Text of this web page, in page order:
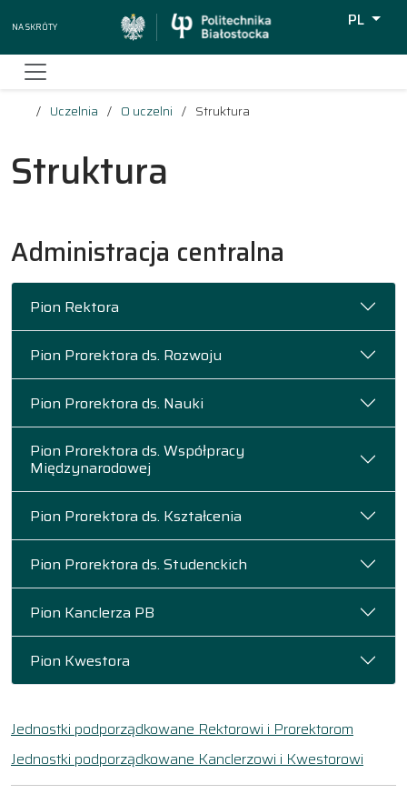
Na skróty
PL
Uczelnia O uczelni Struktura
Struktura
Administracja centralna
Pion Rektora
Pion Prorektora ds. Rozwoju
Pion Prorektora ds. Nauki
Pion Prorektora ds. Współpracy
Międzynarodowej
Pion Prorektora ds. Kształcenia
Pion Prorektora ds. Studenckich
Pion Kanclerza PB
Pion Kwestora
Jednostki podporządkowane Rektorowi i Prorektorom
Jednostki podporządkowane Kanclerzowi i Kwestorowi